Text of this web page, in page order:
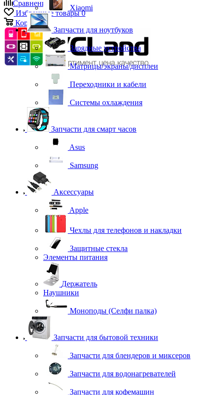
Сравнение
0
Избранные товары 0
Корзина 0
Xiaomi
Запчасти для ноутбуков
Зарядные устройства
Матрицы/экраны/дисплеи
Переходники и кабели
Системы охлаждения
Запчасти для смарт часов
Asus
Samsung
Аксессуары
Apple
Чехлы для телефонов и накладки
Защитные стекла
Элементы питания
Держатель
Наушники
Моноподы (Селфи палка)
Запчасти для бытовой техники
Запчасти для блендеров и миксеров
Запчасти для водонагревателей
Запчасти для кофемашин